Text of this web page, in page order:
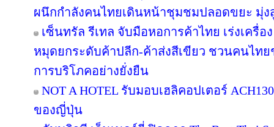
ผนึกกำลังคนไทยเดินหน้าชุมชมปลอดขยะ มุ่งสู่
เซ็นทรัล รีเทล จับมือหอการค้าไทย เร่งเครื่อ
หมุดยกระดับค้าปลีก-ค้าส่งสีเขียว ชวนคนไท
การบริโภคอย่างยั่งยืน
NOT A HOTEL รับมอบเฮลิคอปเตอร์
ของญี่ปุ่น